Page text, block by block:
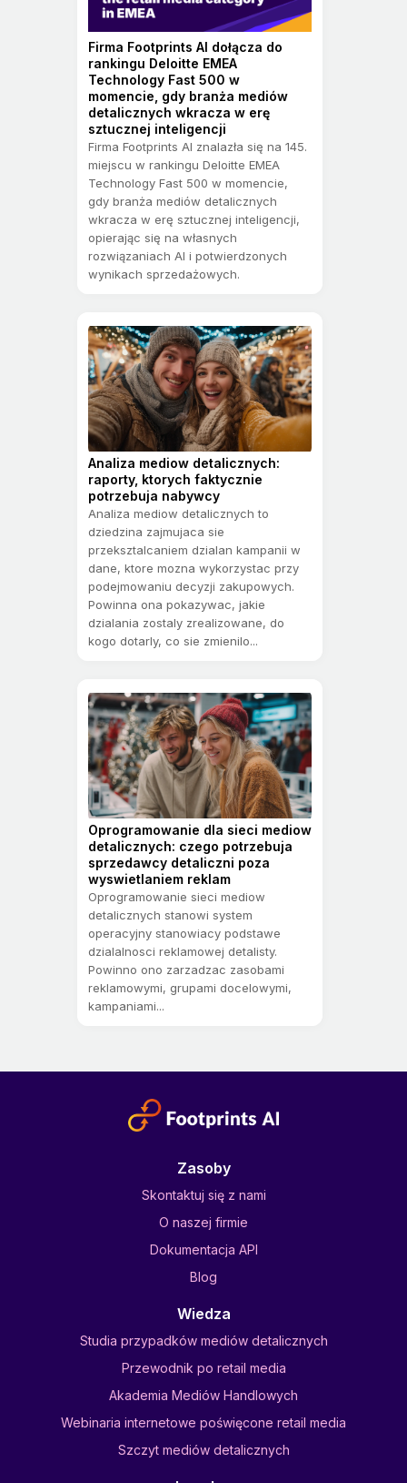
Firma Footprints AI dołącza do
rankingu Deloitte EMEA
Technology Fast 500 w
momencie, gdy branża mediów
detalicznych wkracza w erę
sztucznej inteligencji
Firma Footprints AI znalazła się na 145.
miejscu w rankingu Deloitte EMEA
Technology Fast 500 w momencie,
gdy branża mediów detalicznych
wkracza w erę sztucznej inteligencji,
opierając się na własnych
rozwiązaniach AI i potwierdzonych
wynikach sprzedażowych.
Analiza mediow detalicznych:
raporty, ktorych faktycznie
potrzebuja nabywcy
Analiza mediow detalicznych to
dziedzina zajmujaca sie
przeksztalcaniem dzialan kampanii w
dane, ktore mozna wykorzystac przy
podejmowaniu decyzji zakupowych.
Powinna ona pokazywac, jakie
dzialania zostaly zrealizowane, do
kogo dotarly, co sie zmienilo...
Oprogramowanie dla sieci mediow
detalicznych: czego potrzebuja
sprzedawcy detaliczni poza
wyswietlaniem reklam
Oprogramowanie sieci mediow
detalicznych stanowi system
operacyjny stanowiacy podstawe
dzialalnosci reklamowej detalisty.
Powinno ono zarzadzac zasobami
reklamowymi, grupami docelowymi,
kampaniami...
Zasoby
Skontaktuj się z nami
O naszej firmie
Dokumentacja API
Blog
Wiedza
Studia przypadków mediów detalicznych
Przewodnik po retail media
Akademia Mediów Handlowych
Webinaria internetowe poświęcone retail media
Szczyt mediów detalicznych